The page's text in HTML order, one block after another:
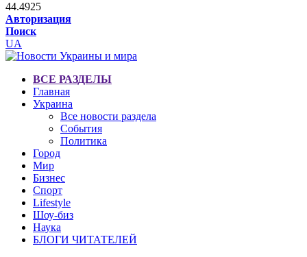
44.4925
Авторизация
Поиск
UA
ВСЕ РАЗДЕЛЫ
Главная
Украина
Все новости раздела
События
Политика
Город
Мир
Бизнес
Спорт
Lifestyle
Шоу-биз
Наука
БЛОГИ ЧИТАТЕЛЕЙ